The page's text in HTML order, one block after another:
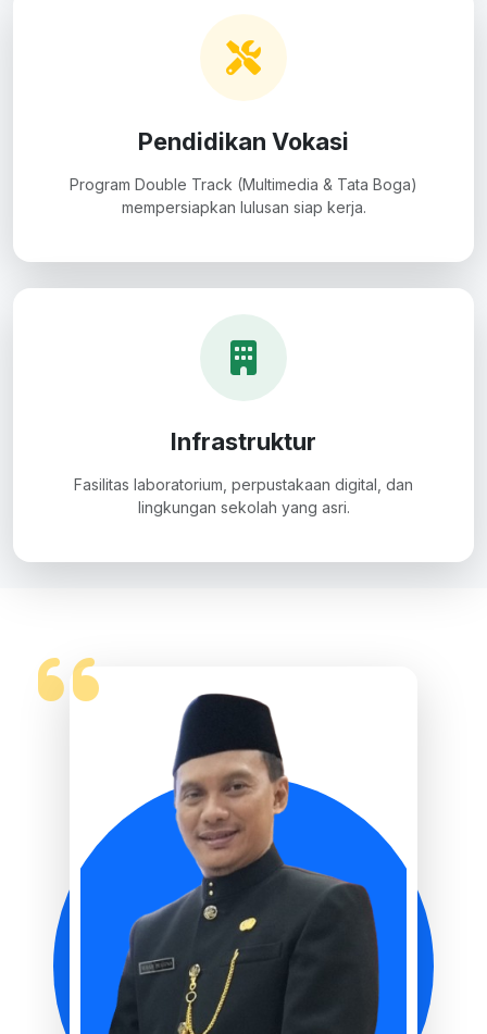
Pendidikan Vokasi
Program Double Track (Multimedia & Tata Boga)
mempersiapkan lulusan siap kerja.
Infrastruktur
Fasilitas laboratorium, perpustakaan digital, dan
lingkungan sekolah yang asri.